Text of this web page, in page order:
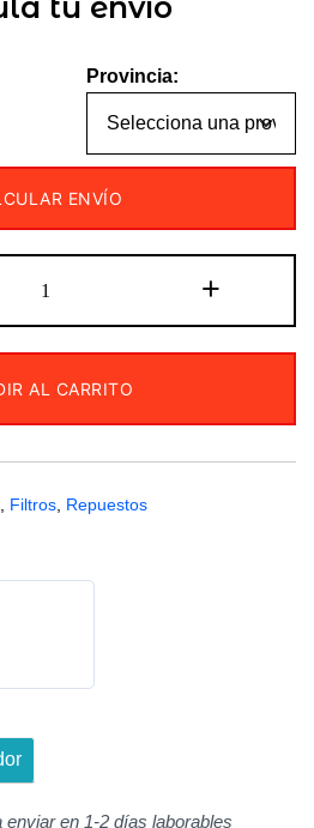
tu envío
Provincia:
ENVÍO
BMB
–
de
aire
+
humectante
+
AL CARRITO
Filtros Repuestos
en 1-2 días laborables